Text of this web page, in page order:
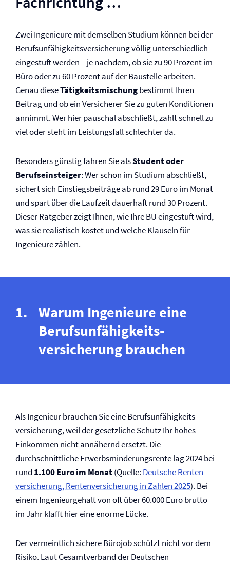
Zwei Ingenieure mit demselben Studium können bei der
Berufs­unfähigkeits­versicherung völlig unterschiedlich
eingestuft werden – je nachdem, ob sie zu 90 Prozent im
Büro oder zu 60 Prozent auf der Baustelle arbeiten.
Genau dieseTätigkeitsmischungbestimmt Ihren
Beitrag und ob ein Versicherer Sie zu guten Konditionen
annimmt. Wer hier pauschal abschließt, zahlt schnell zu
viel oder steht im Leistungsfall schlechter da.
Besonders günstig fahren Sie alsStudent oder
Berufseinsteiger: Wer schon im Studium abschließt,
sichert sich Einstiegsbeiträge ab rund 29 Euro im Monat
und spart über die Laufzeit dauerhaft rund 30 Prozent.
Dieser Ratgeber zeigt Ihnen, wie Ihre BU eingestuft wird,
was sie realistisch kostet und welche Klauseln für
Ingenieure zählen.
Warum Ingenieure eine
Berufs­unfähigkeits­
versicherung brauchen
Als Ingenieur brauchen Sie eine Berufs­unfähigkeits­
versicherung, weil der gesetzliche Schutz Ihr hohes
Einkommen nicht annähernd ersetzt. Die
durchschnittliche Erwerbsminderungs­rente lag 2024 bei
rund 1.100 Euro im Monat(Quelle: Deutsche Renten­
versicherung, Renten­versicherung in Zahlen 2025). Bei
einem Ingenieurgehalt von oft über 60.000 Euro brutto
im Jahr klafft hier eine enorme Lücke.
Der vermeintlich sichere Bürojob schützt nicht vor dem
Risiko. Laut Gesamtverband der Deutschen